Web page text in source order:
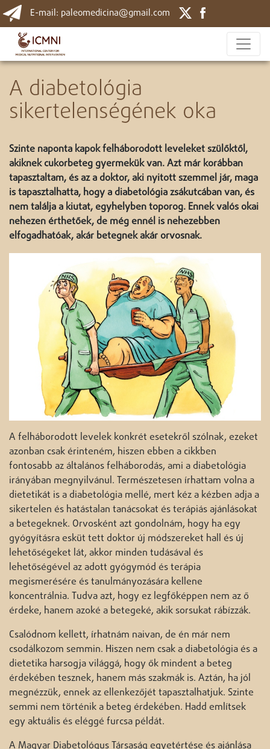
E-mail: paleomedicina@gmail.com
A diabetológia
sikertelenségének oka
Szinte naponta kapok felháborodott leveleket szülőktől,
akiknek cukorbeteg gyermekük van. Azt már korábban
tapasztaltam, és az a doktor, aki nyitott szemmel jár, maga
is tapasztalhatta, hogy a diabetológia zsákutcában van, és
nem találja a kiutat, egyhelyben toporog. Ennek valós okai
nehezen érthetőek, de még ennél is nehezebben
elfogadhatóak, akár betegnek akár orvosnak.
A felháborodott levelek konkrét esetekről szólnak, ezeket
azonban csak érinteném, hiszen ebben a cikkben
fontosabb az általános felháborodás, ami a diabetológia
irányában megnyilvánul. Természetesen írhattam volna a
dietetikát is a diabetológia mellé, mert kéz a kézben adja a
sikertelen és hatástalan tanácsokat és terápiás ajánlásokat
a betegeknek. Orvosként azt gondolnám, hogy ha egy
gyógyításra esküt tett doktor új módszereket hall és új
lehetőségeket lát, akkor minden tudásával és
lehetőségével az adott gyógymód és terápia
megismerésére és tanulmányozására kellene
koncentrálnia. Tudva azt, hogy ez legfőképpen nem az ő
érdeke, hanem azoké a betegeké, akik sorsukat rábízzák.
Csalódnom kellett, írhatnám naivan, de én már nem
csodálkozom semmin. Hiszen nem csak a diabetológia és a
dietetika harsogja világgá, hogy ők mindent a beteg
érdekében tesznek, hanem más szakmák is. Aztán, ha jól
megnézzük, ennek az ellenkezőjét tapasztalhatjuk. Szinte
semmi nem történik a beteg érdekében. Hadd említsek
egy aktuális és eléggé furcsa példát.